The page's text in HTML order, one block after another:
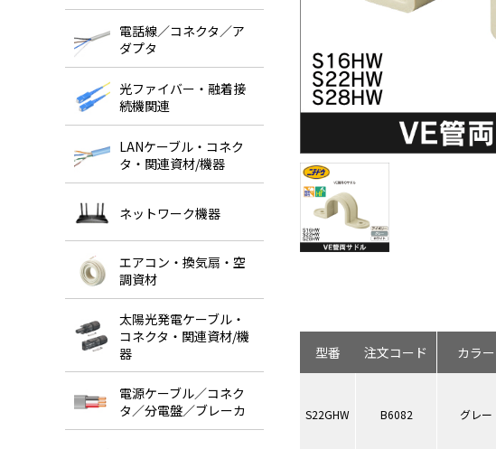
電話線／コネクタ／ア
ダプタ
光ファイバー・融着接
続機関連
LANケーブル・コネク
タ・関連資材/機器
ネットワーク機器
エアコン・換気扇・空
調資材
太陽光発電ケーブル・
コネクタ・関連資材/機
器
電源ケーブル／コネク
タ／分電盤／ブレーカ
型番 注文コード
S22GHW B6082
カラー
グレー